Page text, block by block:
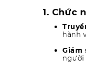
1. Chức
hành
Giám
người